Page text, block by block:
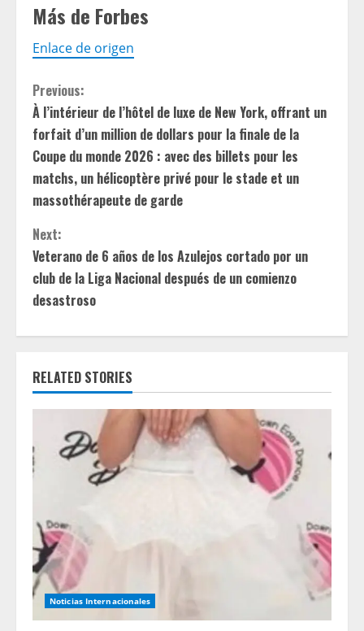
Más de Forbes
Enlace de origen
C
o
n
t
i
n
u
e
R
e
a
d
n
g
Previous:
À l’intérieur de l’hôtel de luxe de New York, offrant un
forfait d’un million de dollars pour la finale de la
Coupe du monde 2026 : avec des billets pour les
matchs, un hélicoptère privé pour le stade et un
massothérapeute de garde
Next:
Veterano de 6 años de los Azulejos cortado por un
club de la Liga Nacional después de un comienzo
desastroso
RELATED STORIES
Noticias Internacionales